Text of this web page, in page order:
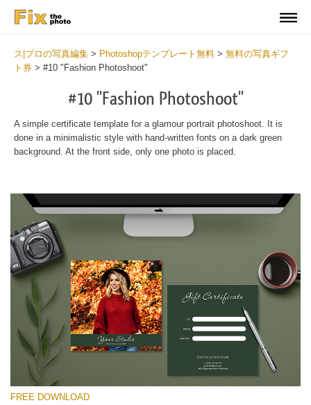
ス|プロの写真編集 > Photoshopテンプレート無料 > 無料の写真ギフ
ト券 > #10 "Fashion Photoshoot"
#10 "Fashion Photoshoot"
A simple certificate template for a glamour portrait photoshoot. It is
done in a minimalistic style with hand-written fonts on a dark green
background. At the front side, only one photo is placed.
/
on
FREE DOWNLOAD